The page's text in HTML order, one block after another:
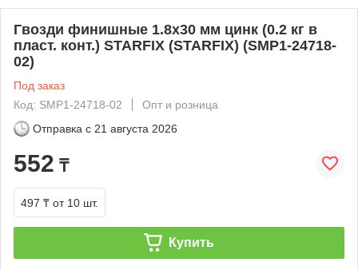
Гвозди финишные 1.8х30 мм цинк (0.2 кг в
пласт. конт.) STARFIX (STARFIX) (SMP1-24718-
02)
Под заказ
Код: SMP1-24718-02
Опт и розница
Отправка с 21 августа 2026
552 ₸
497 ₸ от 10 шт.
Купить